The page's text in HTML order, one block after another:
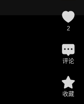
2
评论
收藏